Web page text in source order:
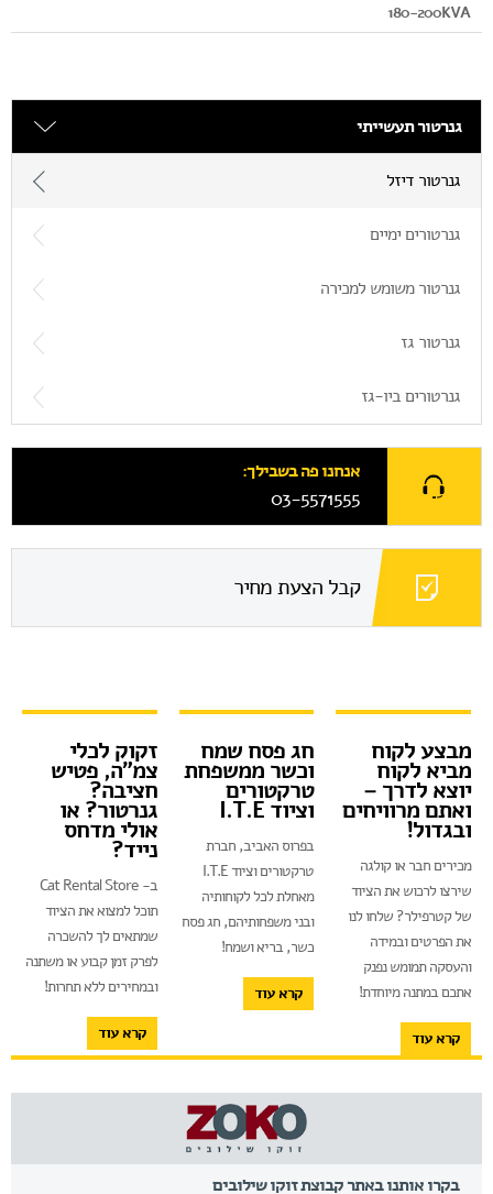
180-200KVA
גנרטור תעשייתי
גנרטור דיזל
גנרטורים ימיים
גנרטור משומש למכירה
גנרטור גז
גנרטורים ביו-גז
אנחנו פה בשבילך:
03-5571555
קבל הצעת מחיר
זקוק לכלי
צמ"ה, פטיש
חציבה?
גנרטור? או
אולי מדחס
נייד?
ב- Cat Rental Store
תוכל למצוא את הציוד
שמתאים לך להשכרה
לפרק זמן קבוע או משתנה
ובמחירים ללא תחרות!
קרא עוד
חג פסח שמח
וכשר ממשפחת
טרקטורים
וציוד I.T.E
בפרוס האביב, חברת
טרקטורים וציוד I.T.E
מאחלת לכל לקוחותיה
ובני משפחותיהם, חג פסח
כשר, בריא ושמח!
קרא עוד
מבצע לקוח
מביא לקוח
יוצא לדרך –
ואתם מרוויחים
ובגדול!
מכירים חבר או קולגה
שירצו לרכוש את הציוד
של קטרפילר? שלחו לנו
את הפרטים ובמידה
והעסקה תמומש נפנק
אתכם במתנה מיוחדת!
קרא עוד
בקרו אותנו באתר קבוצת זוקו שילובים